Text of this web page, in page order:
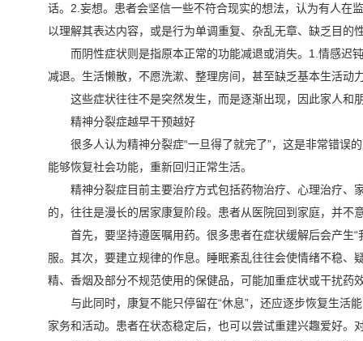
话。2.妄想。患者会坚信一些不符合现实的想法，认为有人在
以理解其表达内容，或是行为单调重复、杂乱无章、缺乏目的
而阴性症状则是指原本正常的功能减退或消失。1.情感迟
减退。生活懒散，不愿洗漱、整理房间，甚至缺乏基本生活动
这些症状往往不是突然发生，而是逐渐出现，因此家人和
精神分裂症越早干预越好
很多人认为精神分裂症“一旦得了就完了”，这是非常错误
能够恢复社会功能，重新回归正常生活。
精神分裂症目前主要治疗方式包括药物治疗、心理治疗、
的，往往是漫长的居家康复阶段。患者从医院回到家庭，并
首先，要坚持遵医嘱用药。很多患者在症状缓解后会产生
服。其次，要建立规律的作息。睡眠紊乱往往会使情绪不稳
精、香烟及部分不规范使用的保健品，可能加重症状或干扰药
与此同时，康复不能只停留在“休息”，还应逐步恢复生活
家务和活动。患者在状态稳定后，也可以尝试重建兴趣爱好